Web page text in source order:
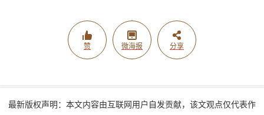
赞 微海报 分享
最新版权声明：本文内容由互联网用户自发贡献，该文观点仅代表作